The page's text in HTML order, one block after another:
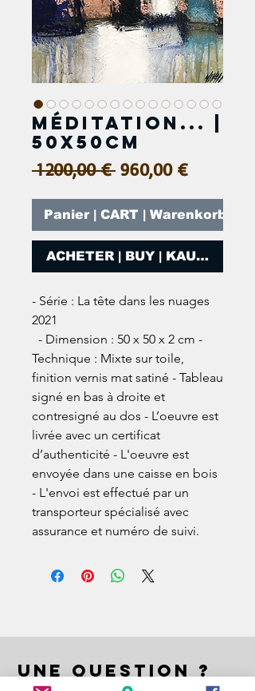
Méditation... |
50x50cm
1 200,00 € Prix
960,00 €Prix
Panier | CART | Warenkorb
ACHETER | BUY | KAUFEN
- Série : La tête dans les nuages
2021
Technique : Mixte sur toile,
finition vernis mat satiné - Tableau
signé en bas à droite et
contresigné au dos - L’oeuvre est
livrée avec un certificat
d’authenticité - L'oeuvre est
envoyée dans une caisse en bois
- L'envoi est effectué par un
transporteur spécialisé avec
assurance et numéro de suivi.
UNE QUESTION ?